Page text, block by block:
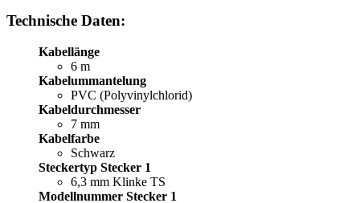
Technische Daten:
Kabellänge
6 m
Kabelummantelung
PVC (Polyvinylchlorid)
Kabeldurchmesser
7 mm
Kabelfarbe
Schwarz
Steckertyp Stecker 1
6,3 mm Klinke TS
Modellnummer Stecker 1